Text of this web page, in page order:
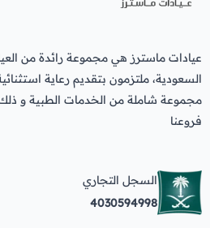
عيادات ماسترز هي مجموعة رائدة من
السعودية، ملتزمون بتقديم رعاية
مجموعة شاملة من الخدمات الطبية و
فروعنا
السجل التجاري
4030594998